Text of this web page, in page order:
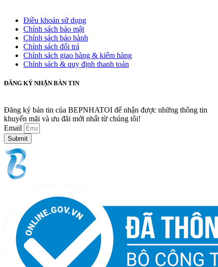
Điều khoản sử dụng
Chính sách bảo mật
Chính sách bảo hành
Chính sách đổi trả
Chính sách giao hàng & kiểm hàng
Chính sách & quy định thanh toán
ĐĂNG KÝ NHẬN BẢN TIN
Đăng ký bản tin của BEPNHATOI để nhận được những thông tin
khuyến mãi và ưu đãi mới nhất từ chúng tôi!
Email
Submit